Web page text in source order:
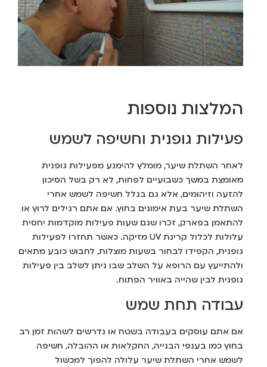
המלצות נוספות
פעילות גופנית וחשיפה לשמש
לאחר השתלת שיער, מומלץ להימנע מפעילות גופנית
מאומצת במשך כשבועיים לפחות, לא רק בשל הסיכון
להזעה וזיהומים, אלא גם בגלל חשיפה לשמש אחרי
השתלת שיער בעת אימונים בחוץ. אם אתם רגילים לרוץ או
להתאמן בפארק, זכרו שגם שעות פעילות מוקדמות יחסית
עלולות לכלול קרינת UV מזיקה. כאשר תחזרו לפעילות
גופנית, הקפידו לבחור בשעות מוצלות, לחבוש כובע מתאים
ולהתייעץ עם הרופא על השלב שבו ניתן לשלב בין פעילות
גופנית לבין שהייה באוויר הפתוח.
עבודה תחת שמש
אם אתם עוסקים בעבודה בשטח או נדרשים לשהות זמן רב
בחוץ כמו בענפי הבנייה, החקלאות או ההובלה, חשיפה
לשמש אחרי השתלת שיער עלולה להפוך למכשול